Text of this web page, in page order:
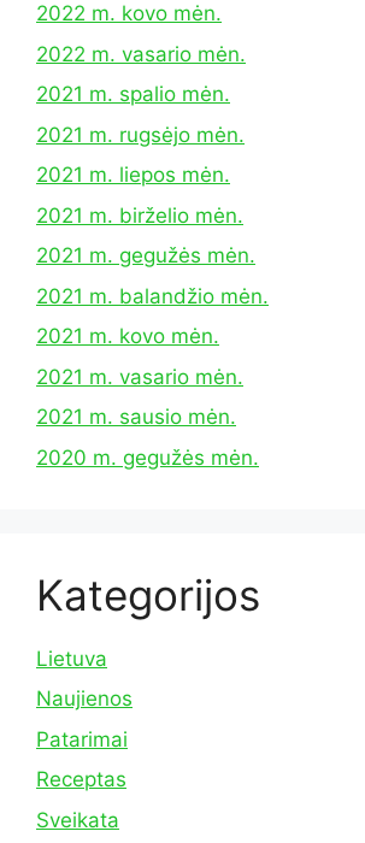
2022 m. kovo mėn.
2022 m. vasario mėn.
2021 m. spalio mėn.
2021 m. rugsėjo mėn.
2021 m. liepos mėn.
2021 m. birželio mėn.
2021 m. gegužės mėn.
2021 m. balandžio mėn.
2021 m. kovo mėn.
2021 m. vasario mėn.
2021 m. sausio mėn.
2020 m. gegužės mėn.
Kategorijos
Lietuva
Naujienos
Patarimai
Receptas
Sveikata